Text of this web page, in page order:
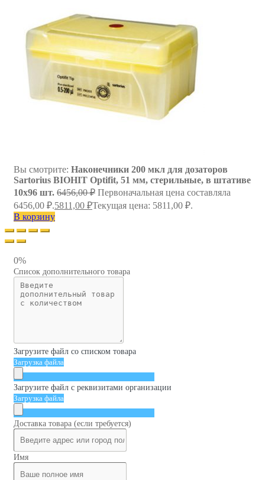
Вы смотрите: Наконечники 200 мкл для дозаторов
Sartorius BIOHIT Optifit, 51 мм, стерильные, в штативе
10х96 шт. 6456,00₽ Первоначальная цена составляла
6456,00 ₽.5811,00 ₽Текущая цена: 5811,00 ₽.
В корзину
0%
Список дополнительного товара
Загрузите файл со списком товара
Загрузка файла
Загрузите файл с реквизитами организации
Загрузка файла
Доставка товара (если требуется)
Имя